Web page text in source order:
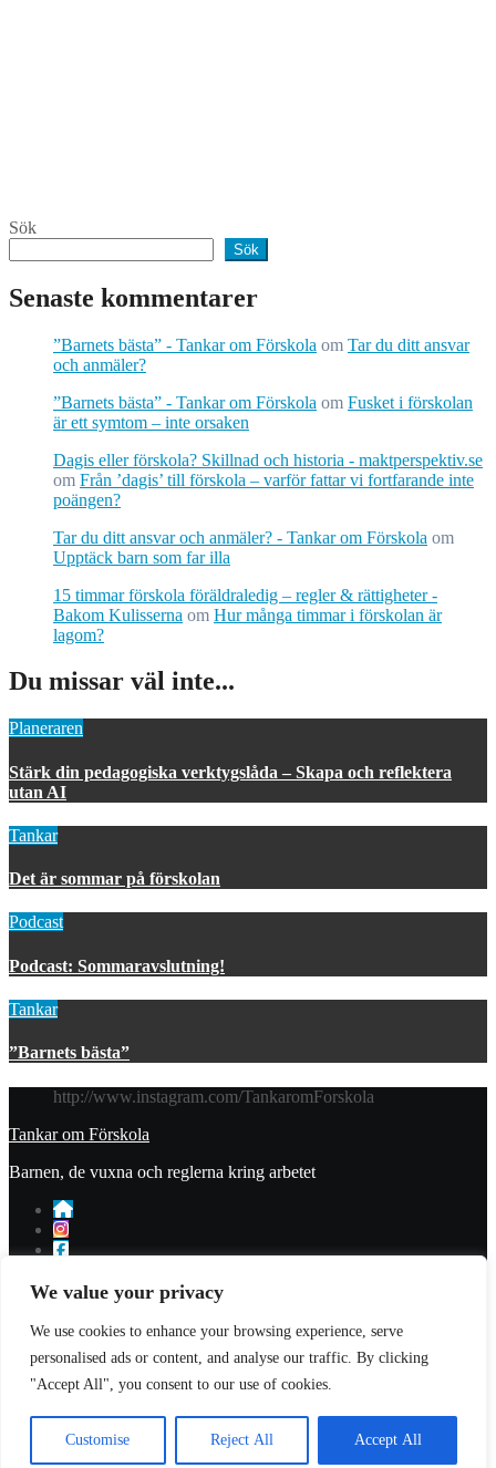
We value your privacy
We use cookies to enhance your browsing experience, serve
personalised ads or content, and analyse our traffic. By clicking
"Accept All", you consent to our use of cookies.
Customise Reject All Accept All
Sök
Sök
Senaste kommentarer
”Barnets bästa” - Tankar om Förskola om Tar du ditt ansvar
och anmäler?
”Barnets bästa” - Tankar om Förskola om Fusket i förskolan
är ett symtom – inte orsaken
Dagis eller förskola? Skillnad och historia - maktperspektiv.se
om Från ’dagis’ till förskola – varför fattar vi fortfarande inte
poängen?
Tar du ditt ansvar och anmäler? - Tankar om Förskola om
Upptäck barn som far illa
15 timmar förskola föräldraledig – regler & rättigheter -
Bakom Kulisserna om Hur många timmar i förskolan är
lagom?
Du missar väl inte...
Planeraren
Stärk din pedagogiska verktygslåda – Skapa och reflektera
utan AI
Tankar
Det är sommar på förskolan
Podcast
Podcast: Sommaravslutning!
Tankar
”Barnets bästa”
http://www.instagram.com/TankaromForskola
Tankar om Förskola
Barnen, de vuxna och reglerna kring arbetet
© 2023 Tankar om förskola. All Rights Reserved.
Donera
Prenumerera
Logga in